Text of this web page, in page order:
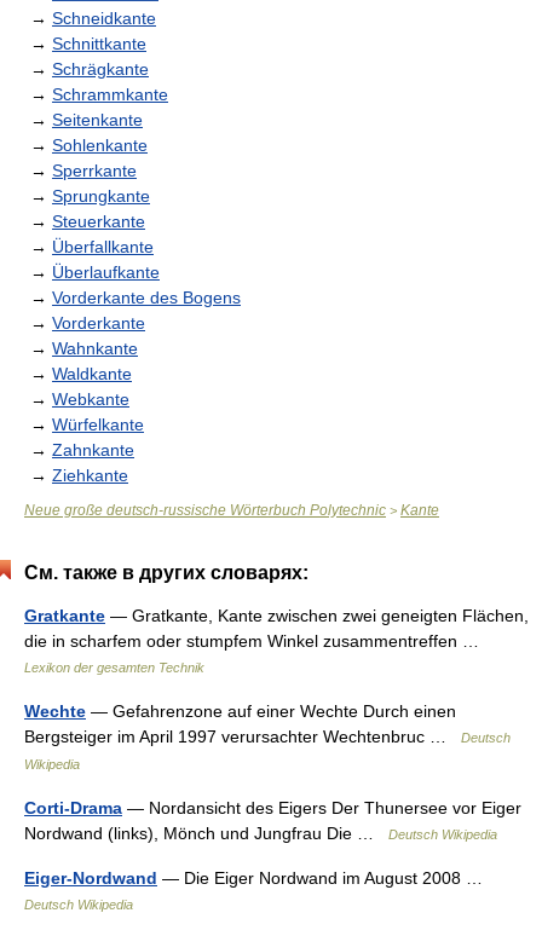
→ Schneidkante
→ Schnittkante
→ Schrägkante
→ Schrammkante
→ Seitenkante
→ Sohlenkante
→ Sperrkante
→ Sprungkante
→ Steuerkante
→ Überfallkante
→ Überlaufkante
→ Vorderkante des Bogens
→ Vorderkante
→ Wahnkante
→ Waldkante
→ Webkante
→ Würfelkante
→ Zahnkante
→ Ziehkante
Neue große deutsch-russische Wörterbuch Polytechnic > Kante
См. также в других словарях:
Gratkante — Gratkante, Kante zwischen zwei geneigten Flächen,
die in scharfem oder stumpfem Winkel zusammentreffen …
Lexikon der gesamten Technik
Wechte — Gefahrenzone auf einer Wechte Durch einen
Bergsteiger im April 1997 verursachter Wechtenbruc …
Deutsch
Wikipedia
Corti-Drama — Nordansicht des Eigers Der Thunersee vor Eiger
Nordwand (links), Mönch und Jungfrau Die …
Deutsch Wikipedia
Eiger-Nordwand — Die Eiger Nordwand im August 2008 …
Deutsch Wikipedia